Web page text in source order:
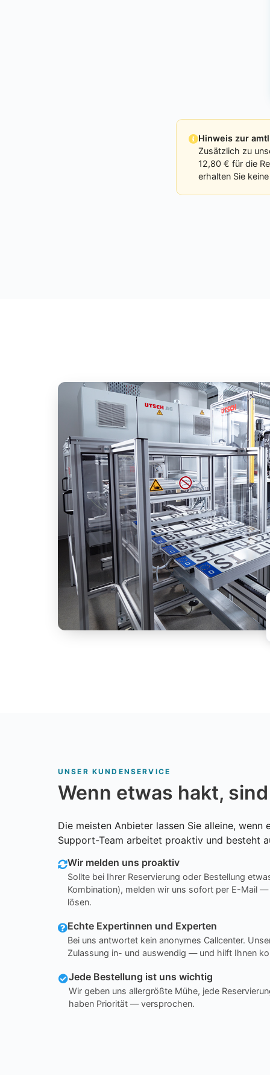
Hinweis zur
Zusätzlich zu
12,80 € für die
erhalten Sie
UNSER KUNDENSERVICE
Wenn etwas hakt,
Die meisten Anbieter lassen Sie alleine,
Support-Team arbeitet proaktiv und besteht
Wir melden uns proaktiv
Sollte bei Ihrer Reservierung oder Bestellung
Kombination), melden wir uns sofort per E-Mail
lösen.
Echte Expertinnen und Experten
Bei uns antwortet kein anonymes Callcenter.
Zulassung in- und auswendig — und hilft Ihnen
Jede Bestellung ist uns wichtig
Wir geben uns allergrößte Mühe, jede
haben Priorität — versprochen.